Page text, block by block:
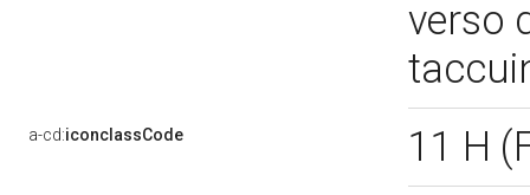
verso
a-cd:iconclassCode 11 H